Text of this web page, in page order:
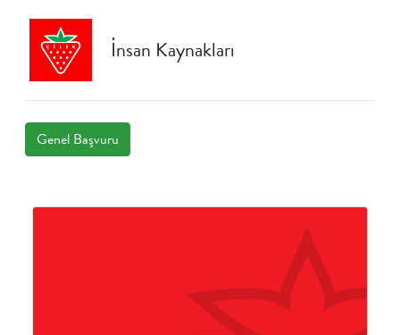
İnsan Kaynakları
Genel Başvuru